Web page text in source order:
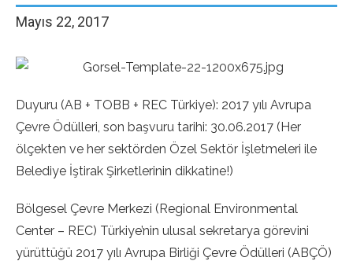
Mayıs 22, 2017
Duyuru (AB + TOBB + REC Türkiye): 2017 yılı Avrupa
Çevre Ödülleri, son başvuru tarihi: 30.06.2017 (Her
ölçekten ve her sektörden Özel Sektör İşletmeleri ile
Belediye İştirak Şirketlerinin dikkatine!)
Bölgesel Çevre Merkezi (Regional Environmental
Center – REC) Türkiye’nin ulusal sekretarya görevini
yürüttüğü 2017 yılı Avrupa Birliği Çevre Ödülleri (ABÇÖ)